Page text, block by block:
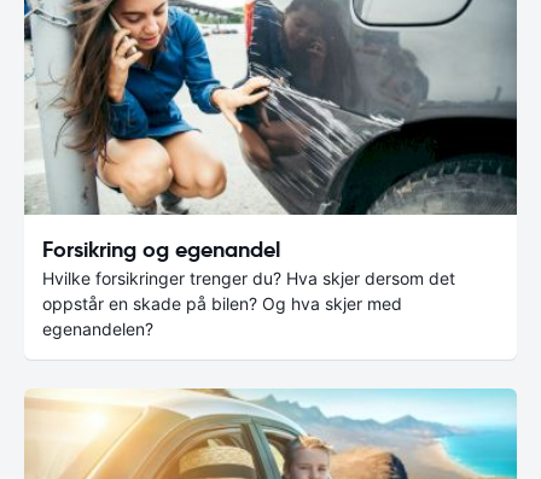
Forsikring og egenandel
Hvilke forsikringer trenger du? Hva skjer dersom det
oppstår en skade på bilen? Og hva skjer med
egenandelen?